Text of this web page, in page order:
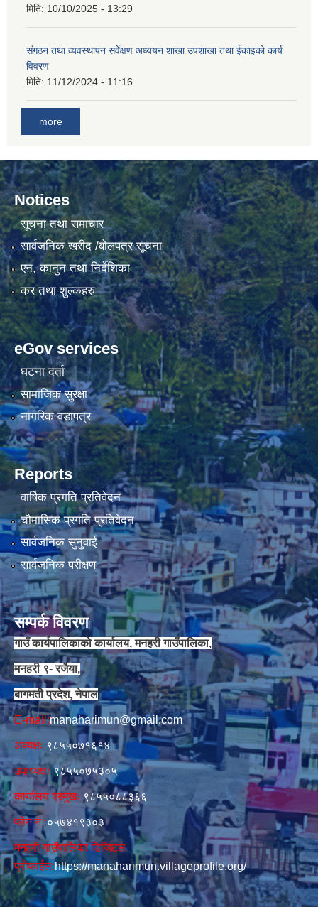
मिति: 10/10/2025 - 13:29
संगठन तथा व्यवस्थापन सर्वेक्षण अध्ययन शाखा उपशाखा तथा ईकाइको कार्य
विवरण
मिति: 11/12/2024 - 11:16
more
Notices
सूचना तथा समाचार
सार्वजनिक खरीद /बोलपत्र सूचना
एन, कानुन तथा निर्देशिका
कर तथा शुल्कहरु
eGov services
घटना दर्ता
सामाजिक सुरक्षा
नागरिक वडापत्र
Reports
वार्षिक प्रगति प्रतिवेदन
चौमासिक प्रगति प्रतिवेदन
सार्वजनिक सुनुवाई
सार्वजनिक परीक्षण
सम्पर्क विवरण
गाउँ कार्यपालिकाको कार्यालय, मनहरी गाउँपालिका,
मनहरी ९- रजैया,
बागमती प्रदेश, नेपाल
E-mail:manaharimun@gmail.com
अध्यक्षः ९८५५०७१६१४
उपाध्यक्षः९८५५०७५३०५
कार्यालय प्रमुखः ९८५५०८८३६६
फोन नं‍‌ :०५७४१९३०३
मनहरी गाउँपालिका डिजिटल
प्रोफाईल:https://manaharimun.villageprofile.org/